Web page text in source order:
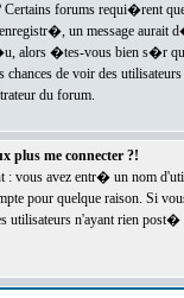
forums requi�rent
un message aurait
alors �tes-vous bien s�r
de voir des
du forum.
plus me connecter ?!
: vous avez entr� un nom
pour quelque raison. Si
n'ayant rien